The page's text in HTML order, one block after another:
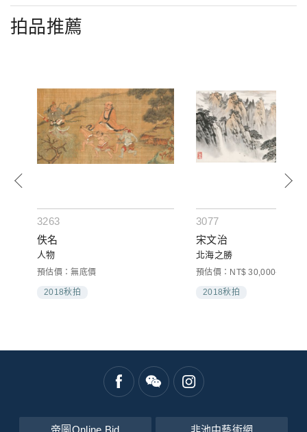
拍品推薦
3263
佚名
人物
預估價：無底價
2018秋拍
3077
宋文治
北海之勝
預估價：NT$ 30,000-50,000
2018秋拍
帝圖Online Bid 非池中藝術網